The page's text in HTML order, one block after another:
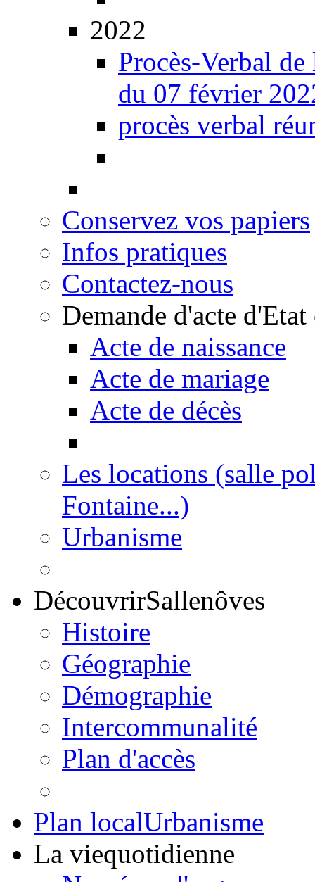
2022
Procès-Verbal
du 07 février
procès verbal
Conservez vos papiers
Infos pratiques
Contactez-nous
Demande d'acte
Acte de naissance
Acte de mariage
Acte de décès
Les locations (salle
Fontaine...)
Urbanisme
DécouvrirSallenôves
Histoire
Géographie
Démographie
Intercommunalité
Plan d'accès
Plan localUrbanisme
La viequotidienne